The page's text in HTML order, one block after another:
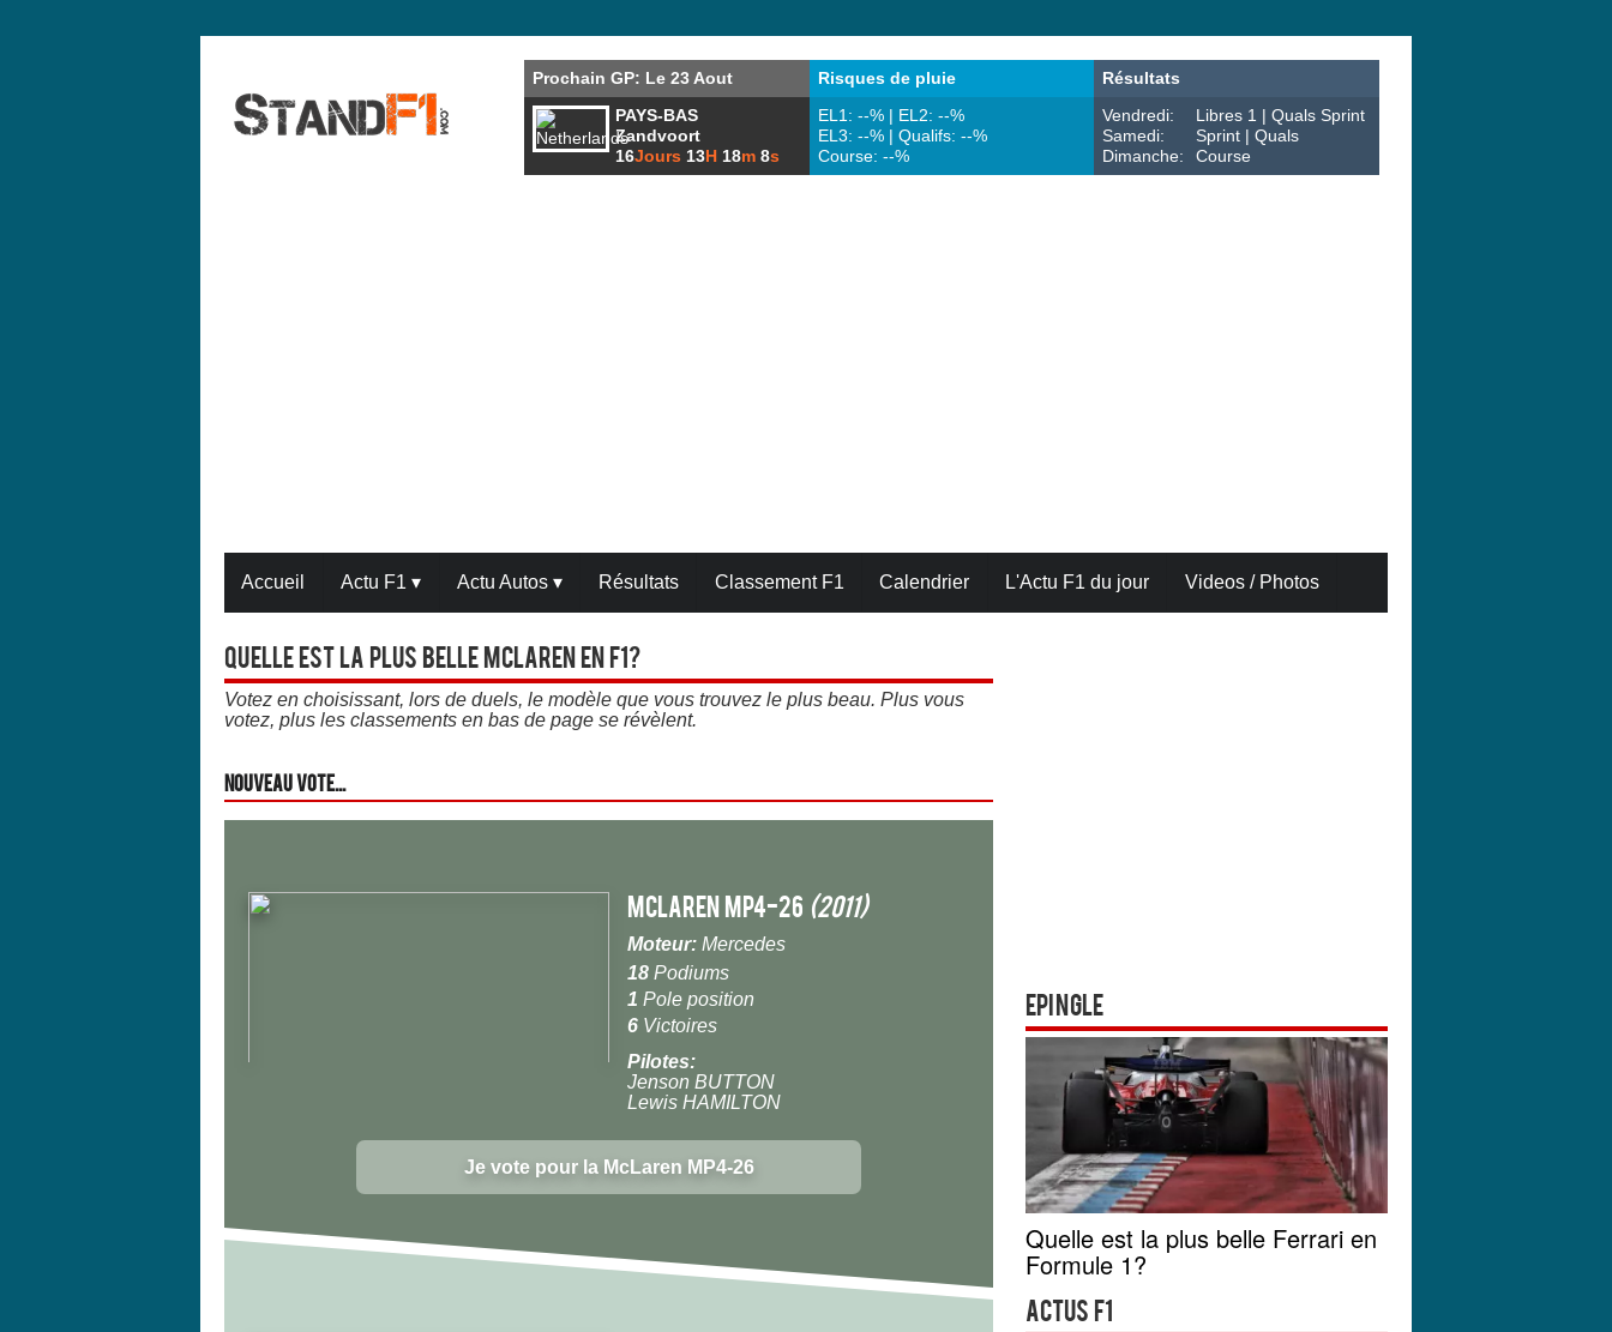
Prochain GP: Le 23 Aout
PAYS-BAS
Zandvoort
16Jours 13H 18m 8s
Risques de pluie
EL1: --% | EL2: --%
EL3: --% | Qualifs: --%
Course: --%
Résultats
Vendredi:
Samedi:
Dimanche:
Libres 1 | Quals Sprint
Sprint | Quals
Course
Accueil Actu F1▾ Actu Autos ▾ Résultats Classement F1 Calendrier L'Actu F1 du jour Videos / Photos
Quelle est la plus belle Mclaren en F1?
Votez en choisissant, lors de duels, le modèle que vous trouvez le plus beau. Plus vous
votez, plus les classements en bas de page se révèlent.
Nouveau vote...
McLaren MP4-26 (2011)
Moteur:Mercedes
18Podiums
1 Pole position
6Victoires
Pilotes:
Jenson BUTTON
Lewis HAMILTON
Je vote pour la McLaren MP4-26
Epingle
Quelle est la plus belle Ferrari en
Formule 1?
Actus F1